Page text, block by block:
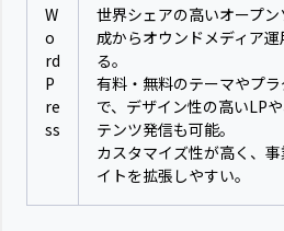
W
o
rd
P
re
ss
世界シェアの高いオープ
成からオウンドメディア
る。
有料・無料のテーマやプ
で、デザイン性の高いLP
テンツ発信も可能。
カスタマイズ性が高く、
イトを拡張しやすい。